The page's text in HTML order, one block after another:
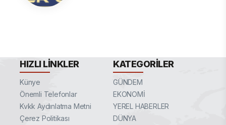
HIZLI LINKLER
Künye
Önemli Telefonlar
Kvkk Aydınlatma Metni
Çerez Politikası
KATEGORILER
GÜNDEM
EKONOMİ
YEREL HABERLER
DÜNYA